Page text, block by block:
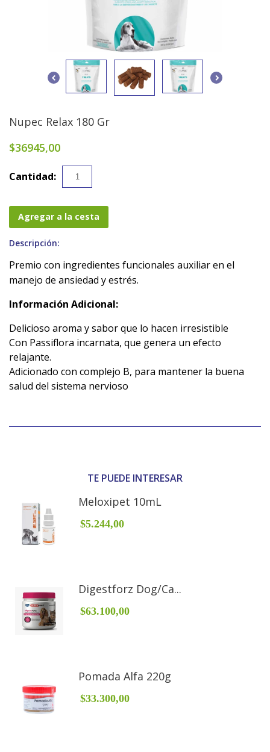
Nupec Relax 180 Gr
$36945,00
Cantidad:
Agregar a la cesta
Descripción:
Premio con ingredientes funcionales auxiliar en el
manejo de ansiedad y estrés.
Información Adicional:
Delicioso aroma y sabor que lo hacen irresistible
Con Passiflora incarnata, que genera un efecto
relajante.
Adicionado con complejo B, para mantener la buena
salud del sistema nervioso
TE PUEDE INTERESAR
Meloxipet 10mL
$5.244,00
Digestforz Dog/Ca...
$63.100,00
Pomada Alfa 220g
$33.300,00